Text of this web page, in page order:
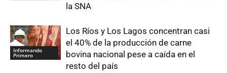
la SNA
Informando
Primero
Los Ríos y Los Lagos concentran casi
el 40% de la producción de carne
bovina nacional pese a caída en el
resto del país